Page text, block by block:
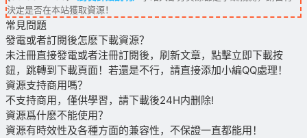
決定是否在本站獲取資源！
常見問題
發電或者訂閱後怎麽下載資源？
未注冊直接發電或者注冊訂閱後，刷新文章，點擊立即下載按
鈕，跳轉到下載頁面！若還是不行，請直接添加小編QQ處理！
資源支持商用嗎？
不支持商用，僅供學習，請下載後24H内删除!
資源爲什麽不能使用？
資源有時效性及各種方面的兼容性，不保證一直都能用！